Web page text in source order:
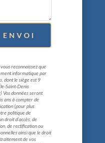
ENVOI
reconnaissez que
informatique par
dont le siège est 9
Saint-Denis
Vos données seront
ansà compter de
(pour plus
politique de
droit d’accès, de
de rectification ou
ainsi que le droit
de vos